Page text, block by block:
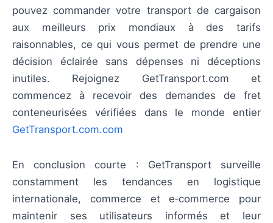
pouvez commander votre transport de cargaison
aux meilleurs prix mondiaux à des tarifs
raisonnables, ce qui vous permet de prendre une
décision éclairée sans dépenses ni déceptions
inutiles. Rejoignez GetTransport.com et
commencez à recevoir des demandes de fret
conteneurisées vérifiées dans le monde entier
GetTransport.com.com
En conclusion courte : GetTransport surveille
constamment les tendances en logistique
internationale, commerce et e‑commerce pour
maintenir ses utilisateurs informés et leur